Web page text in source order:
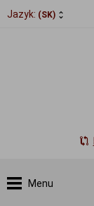
Jazyk: (SK)
Menu